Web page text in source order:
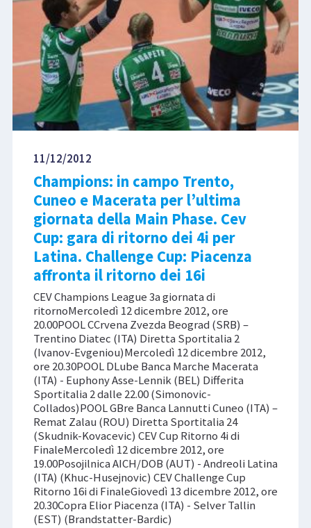
11/12/2012
Champions: in campo Trento,
Cuneo e Macerata per l’ultima
giornata della Main Phase. Cev
Cup: gara di ritorno dei 4i per
Latina. Challenge Cup: Piacenza
affronta il ritorno dei 16i
CEV Champions League 3a giornata di
ritornoMercoledì 12 dicembre 2012, ore
20.00POOL CCrvena Zvezda Beograd (SRB) –
Trentino Diatec (ITA) Diretta Sportitalia 2
(Ivanov-Evgeniou)Mercoledì 12 dicembre 2012,
ore 20.30POOL DLube Banca Marche Macerata
(ITA) - Euphony Asse-Lennik (BEL) Differita
Sportitalia 2 dalle 22.00 (Simonovic-
Collados)POOL GBre Banca Lannutti Cuneo (ITA) –
Remat Zalau (ROU) Diretta Sportitalia 24
(Skudnik-Kovacevic) CEV Cup Ritorno 4i di
FinaleMercoledì 12 dicembre 2012, ore
19.00Posojilnica AICH/DOB (AUT) - Andreoli Latina
(ITA) (Khuc-Husejnovic) CEV Challenge Cup
Ritorno 16i di FinaleGiovedì 13 dicembre 2012, ore
20.30Copra Elior Piacenza (ITA) - Selver Tallin
(EST) (Brandstatter-Bardic)